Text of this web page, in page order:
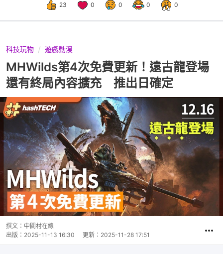
23 0 0 0 0
科技玩物 遊戲動漫
MHWilds第4次免費更新！遠古龍登場
還有終局內容擴充 推出日確定
撰文： 中關村在線
出版： 2025-11-13 16:30 更新： 2025-11-28 17:51